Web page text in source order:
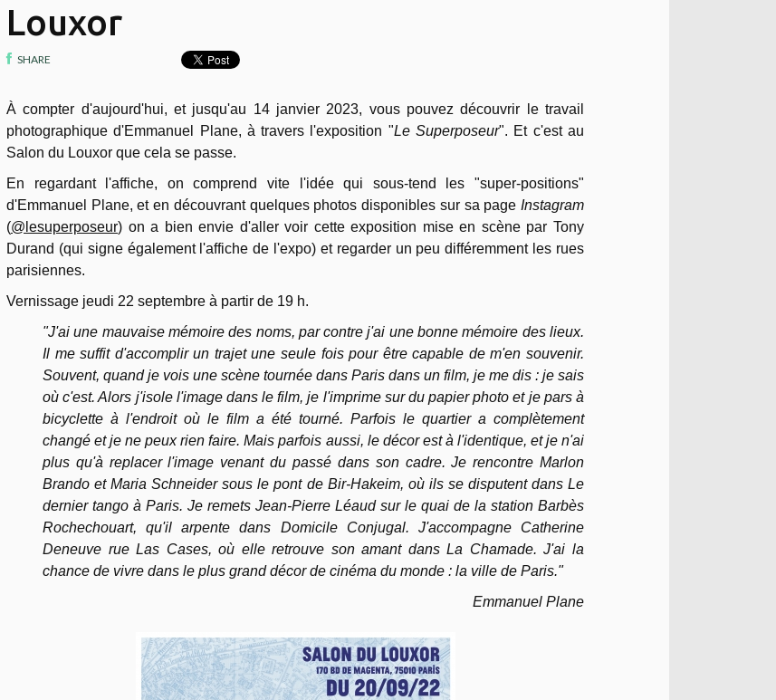
Louxor
SHARE
À compter d'aujourd'hui, et jusqu'au 14 janvier 2023, vous pouvez découvrir le travail
photographique d'Emmanuel Plane, à travers l'exposition "Le Superposeur". Et c'est au
Salon du Louxor que cela se passe.
En regardant l'affiche, on comprend vite l'idée qui sous-tend les "super-positions"
d'Emmanuel Plane, et en découvrant quelques photos disponibles sur sa page Instagram
(@lesuperposeur) on a bien envie d'aller voir cette exposition mise en scène par Tony
Durand (qui signe également l'affiche de l'expo) et regarder un peu différemment les rues
parisiennes.
Vernissage jeudi 22 septembre à partir de 19 h.
"J'ai une mauvaise mémoire des noms, par contre j'ai une bonne mémoire des lieux.
Il me suffit d'accomplir un trajet une seule fois pour être capable de m'en souvenir.
Souvent, quand je vois une scène tournée dans Paris dans un film, je me dis : je sais
où c'est. Alors j'isole l'image dans le film, je l'imprime sur du papier photo et je pars à
bicyclette à l'endroit où le film a été tourné. Parfois le quartier a complètement
changé et je ne peux rien faire. Mais parfois aussi, le décor est à l'identique, et je n'ai
plus qu'à replacer l'image venant du passé dans son cadre. Je rencontre Marlon
Brando et Maria Schneider sous le pont de Bir-Hakeim, où ils se disputent dans Le
dernier tango à Paris. Je remets Jean-Pierre Léaud sur le quai de la station Barbès
Rochechouart, qu'il arpente dans Domicile Conjugal. J'accompagne Catherine
Deneuve rue Las Cases, où elle retrouve son amant dans La Chamade. J'ai la
chance de vivre dans le plus grand décor de cinéma du monde : la ville de Paris."
Emmanuel Plane